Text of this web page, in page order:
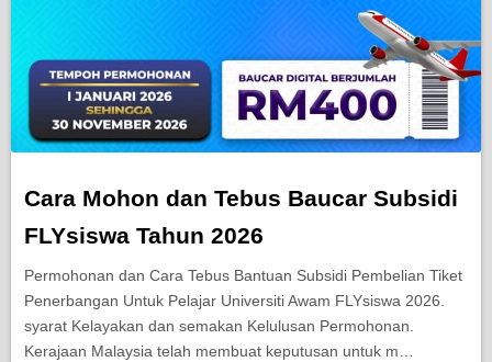
Cara Mohon dan Tebus Baucar Subsidi
FLYsiswa Tahun 2026
Permohonan dan Cara Tebus Bantuan Subsidi Pembelian Tiket
Penerbangan Untuk Pelajar Universiti Awam FLYsiswa 2026.
syarat Kelayakan dan semakan Kelulusan Permohonan.
Kerajaan Malaysia telah membuat keputusan untuk m…